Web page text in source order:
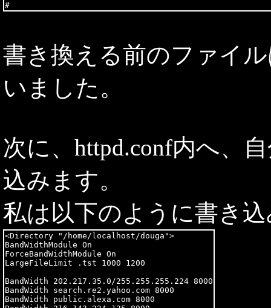
書き換える前のファイ
いました。
次に、httpd.conf内へ、
込みます。
私は以下のように書き
<Directory "/home/localhost/douga">
BandWidthModule On
ForceBandWidthModule On
LargeFileLimit .tst 1000 1200
BandWidth 202.217.35.0/255.255.255.224 8000
BandWidth search.re2.yahoo.com 8000
BandWidth public.alexa.com 8000